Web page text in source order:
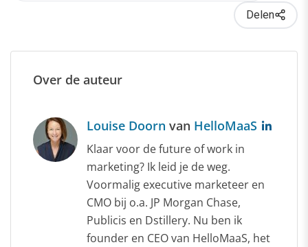
Delen
Over de auteur
Louise Doorn van HelloMaaS
Klaar voor de future of work in
marketing? Ik leid je de weg.
Voormalig executive marketeer en
CMO bij o.a. JP Morgan Chase,
Publicis en Dstillery. Nu ben ik
founder en CEO van HelloMaaS, het